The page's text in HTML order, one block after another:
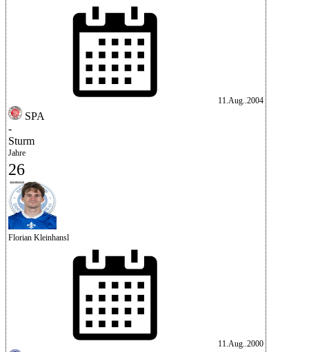
11.Aug..2004
SPA
-
Sturm
Jahre
26
Florian Kleinhansl
11.Aug..2000